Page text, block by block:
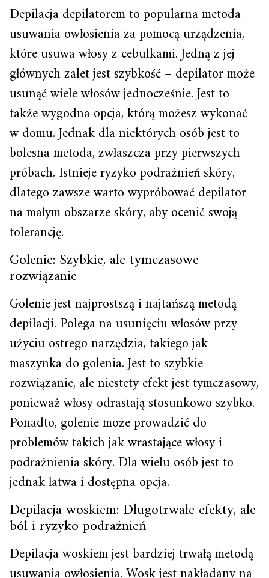
Depilacja depilatorem to popularna metoda
usuwania owłosienia za pomocą urządzenia,
które usuwa włosy z cebulkami. Jedną z jej
głównych zalet jest szybkość – depilator może
usunąć wiele włosów jednocześnie. Jest to
także wygodna opcja, którą możesz wykonać
w domu. Jednak dla niektórych osób jest to
bolesna metoda, zwłaszcza przy pierwszych
próbach. Istnieje ryzyko podrażnień skóry,
dlatego zawsze warto wypróbować depilator
na małym obszarze skóry, aby ocenić swoją
tolerancję.
Golenie: Szybkie, ale tymczasowe
rozwiązanie
Golenie jest najprostszą i najtańszą metodą
depilacji. Polega na usunięciu włosów przy
użyciu ostrego narzędzia, takiego jak
maszynka do golenia. Jest to szybkie
rozwiązanie, ale niestety efekt jest tymczasowy,
ponieważ włosy odrastają stosunkowo szybko.
Ponadto, golenie może prowadzić do
problemów takich jak wrastające włosy i
podrażnienia skóry. Dla wielu osób jest to
jednak łatwa i dostępna opcja.
Depilacja woskiem: Długotrwałe efekty, ale
ból i ryzyko podrażnień
Depilacja woskiem jest bardziej trwałą metodą